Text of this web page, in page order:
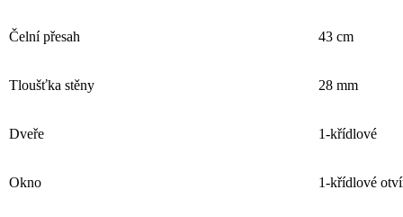
Čelní přesah 43 cm
Tloušťka stěny 28 mm
Dveře 1-křídlové
Okno 1-křídlové